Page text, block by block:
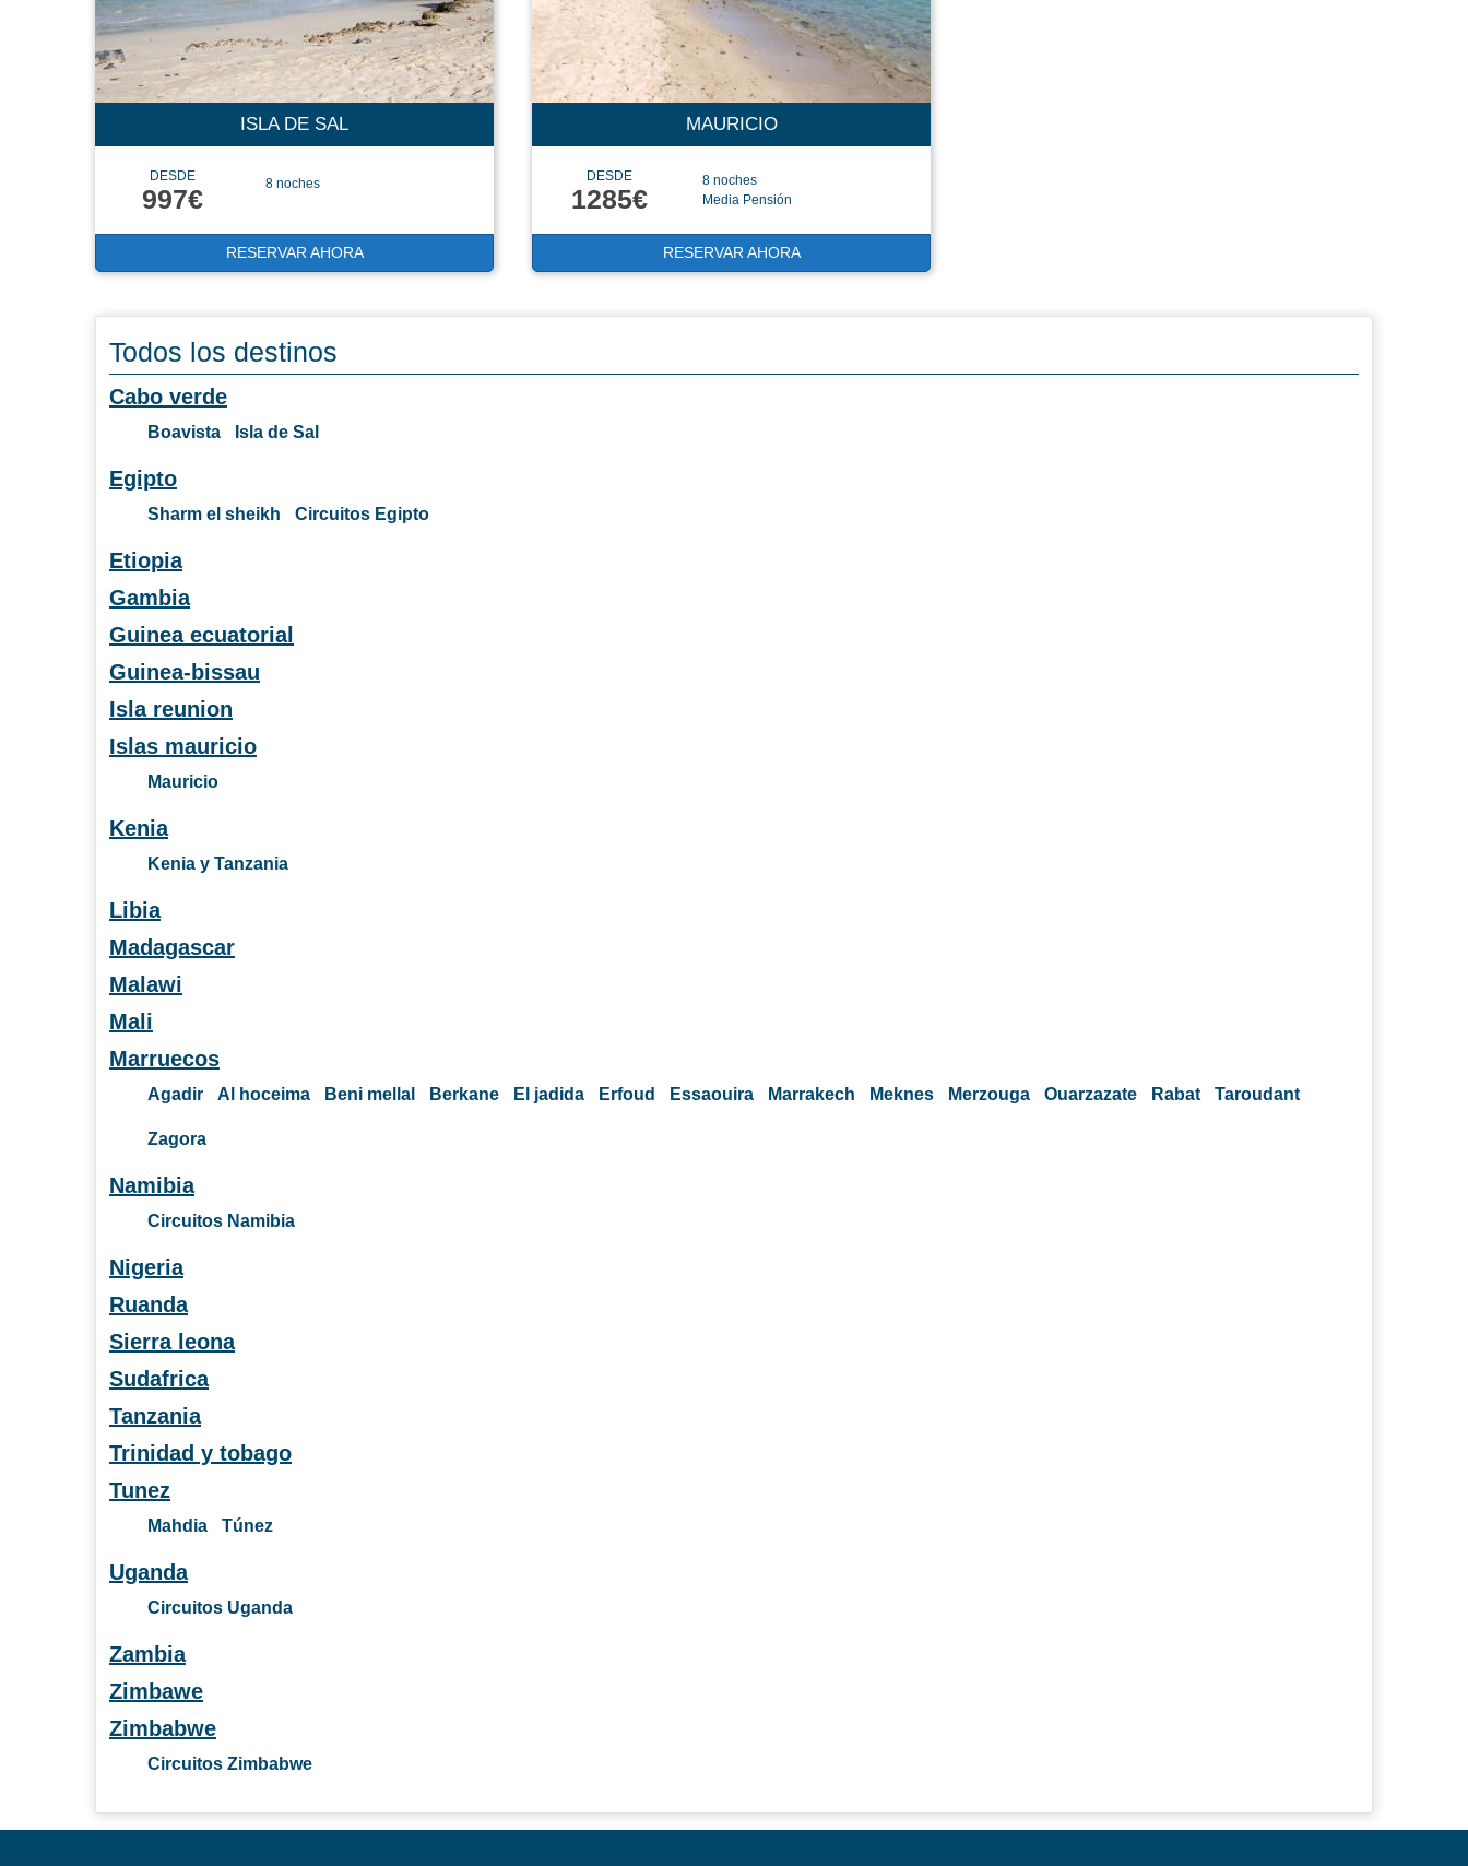
ISLA DE SAL
DESDE
997€ 8 noches
RESERVAR AHORA
MAURICIO
DESDE
1285€
8 noches
Media Pensión
RESERVAR AHORA
Todos los destinos
Cabo verde
Boavista Isla de Sal
Egipto
Sharm el sheikh Circuitos Egipto
Etiopia
Gambia
Guinea ecuatorial
Guinea-bissau
Isla reunion
Islas mauricio
Mauricio
Kenia
Kenia y Tanzania
Libia
Madagascar
Malawi
Mali
Marruecos
Agadir Al hoceima Beni mellal Berkane El jadida Erfoud Essaouira Marrakech Meknes Merzouga Ouarzazate Rabat Taroudant
Zagora
Namibia
Circuitos Namibia
Nigeria
Ruanda
Sierra leona
Sudafrica
Tanzania
Trinidad y tobago
Tunez
Mahdia Túnez
Uganda
Circuitos Uganda
Zambia
Zimbawe
Zimbabwe
Circuitos Zimbabwe